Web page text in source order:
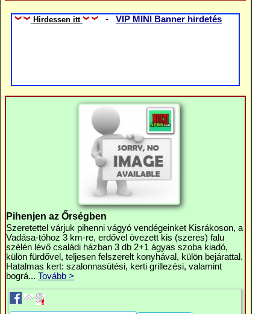
Hirdessen itt -VIP MINI Banner hirdetés
Pihenjen az Őrségben
Szeretettel várjuk pihenni vágyó vendégeinket Kisrákoson, a
Vadása-tóhoz 3 km-re, erdővel övezett kis (szeres) falu
szélén lévő családi házban 3 db 2+1 ágyas szoba kiadó,
külön fürdővel, teljesen felszerelt konyhával, külön bejárattal.
Hatalmas kert: szalonnasütési, kerti grillezési, valamint
bográ... Tovább >